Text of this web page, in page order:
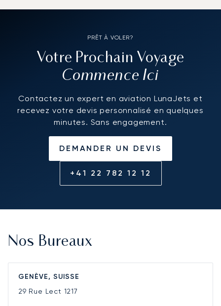
PRÊT À VOLER?
Votre Prochain Voyage
Commence Ici
Contactez un expert en aviation LunaJets et
recevez votre devis personnalisé en quelques
minutes. Sans engagement.
DEMANDER UN DEVIS
+41 22 782 12 12
Nos Bureaux
GENÈVE, SUISSE
29 Rue Lect 1217